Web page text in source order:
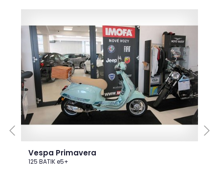
Vespa Primavera
125 BATIK e5+